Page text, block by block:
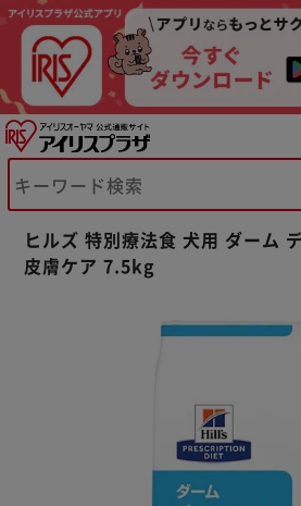
ヒルズ 特別療法食 犬用 ダーム
皮膚ケア 7.5kg
※ご確認ください
カートに入れる